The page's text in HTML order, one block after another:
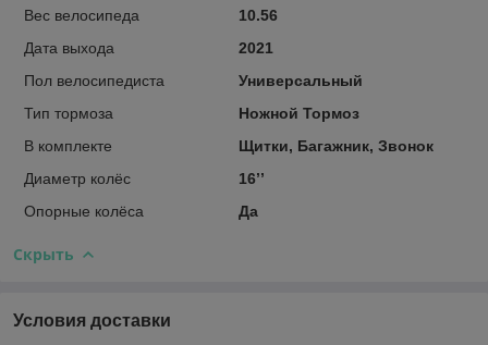
Вес велосипеда
10.56
Дата выхода
2021
Пол велосипедиста
Универсальный
Тип тормоза
Ножной Тормоз
В комплекте
Щитки, Багажник, Звонок
Диаметр колёс
16’’
Опорные колёса
Да
Скрыть
Условия доставки